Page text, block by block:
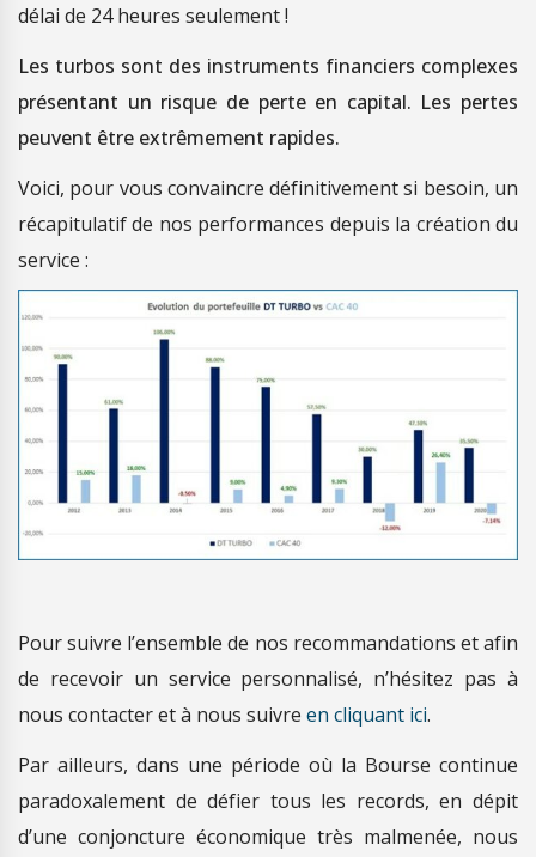
délai de 24 heures seulement !
Les turbos sont des instruments financiers complexes
présentant un risque de perte en capital. Les pertes
peuvent être extrêmement rapides.
Voici, pour vous convaincre définitivement si besoin, un
récapitulatif de nos performances depuis la création du
service :
Pour suivre l’ensemble de nos recommandations et afin
de recevoir un service personnalisé, n’hésitez pas à
nous contacter et à nous suivre en cliquant ici.
Par ailleurs, dans une période où la Bourse continue
paradoxalement de défier tous les records, en dépit
d’une conjoncture économique très malmenée, nous